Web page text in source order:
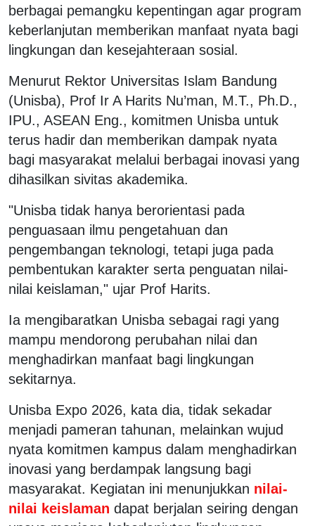
berbagai pemangku kepentingan agar program
keberlanjutan memberikan manfaat nyata bagi
lingkungan dan kesejahteraan sosial.
Menurut Rektor Universitas Islam Bandung
(Unisba), Prof Ir A Harits Nu’man, M.T., Ph.D.,
IPU., ASEAN Eng., komitmen Unisba untuk
terus hadir dan memberikan dampak nyata
bagi masyarakat melalui berbagai inovasi yang
dihasilkan sivitas akademika.
"Unisba tidak hanya berorientasi pada
penguasaan ilmu pengetahuan dan
pengembangan teknologi, tetapi juga pada
pembentukan karakter serta penguatan nilai-
nilai keislaman," ujar Prof Harits.
Ia mengibaratkan Unisba sebagai ragi yang
mampu mendorong perubahan nilai dan
menghadirkan manfaat bagi lingkungan
sekitarnya.
Unisba Expo 2026, kata dia, tidak sekadar
menjadi pameran tahunan, melainkan wujud
nyata komitmen kampus dalam menghadirkan
inovasi yang berdampak langsung bagi
masyarakat. Kegiatan ini menunjukkan nilai-
nilai keislaman dapat berjalan seiring dengan